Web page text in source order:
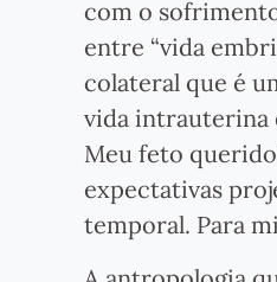
com o
entre “vida
colateral que é
vida intrauterina
Meu feto
expectativas
temporal. Para